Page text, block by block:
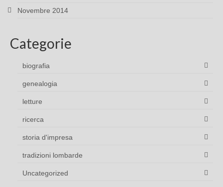
Novembre 2014
Categorie
biografia
genealogia
letture
ricerca
storia d'impresa
tradizioni lombarde
Uncategorized